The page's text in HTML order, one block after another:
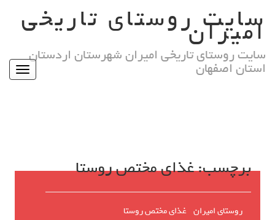
contentسایت روستای تاریخی
امیران
سایت روستای تاریخی امیران شهرستان اردستان
استان اصفهان Toggle
برچسب:غذای مختص روستا
روستای امیران غذای مختص روستا